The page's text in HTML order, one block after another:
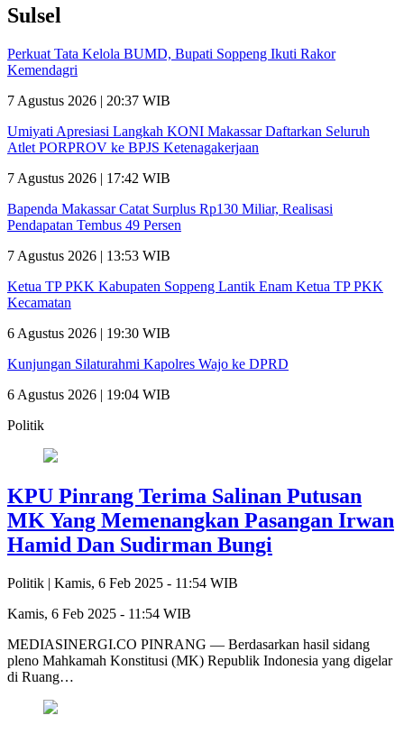
Sulsel
Perkuat Tata Kelola BUMD, Bupati Soppeng Ikuti Rakor
Kemendagri
7 Agustus 2026 | 20:37 WIB
Umiyati Apresiasi Langkah KONI Makassar Daftarkan Seluruh
Atlet PORPROV ke BPJS Ketenagakerjaan
7 Agustus 2026 | 17:42 WIB
Bapenda Makassar Catat Surplus Rp130 Miliar, Realisasi
Pendapatan Tembus 49 Persen
7 Agustus 2026 | 13:53 WIB
Ketua TP PKK Kabupaten Soppeng Lantik Enam Ketua TP PKK
Kecamatan
6 Agustus 2026 | 19:30 WIB
Kunjungan Silaturahmi Kapolres Wajo ke DPRD
6 Agustus 2026 | 19:04 WIB
Politik
KPU Pinrang Terima Salinan Putusan
MK Yang Memenangkan Pasangan Irwan
Hamid Dan Sudirman Bungi
Politik | Kamis, 6 Feb 2025 - 11:54 WIB
Kamis, 6 Feb 2025 - 11:54 WIB
MEDIASINERGI.CO PINRANG — Berdasarkan hasil sidang
pleno Mahkamah Konstitusi (MK) Republik Indonesia yang digelar
di Ruang…